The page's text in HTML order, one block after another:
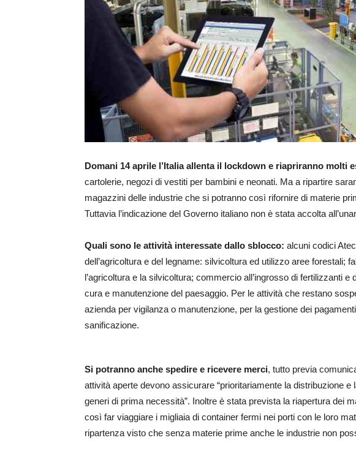
Domani 14 aprile l’Italia allenta il lockdown e riapriranno molti
cartolerie, negozi di vestiti per bambini e neonati. Ma a ripartire
magazzini delle industrie che si potranno così rifornire di materie
Tuttavia l’indicazione del Governo italiano non è stata accolta
Quali sono le attività interessate dallo sblocco: alcuni codici
dell’agricoltura e del legname: silvicoltura ed utilizzo aree forestali;
l’agricoltura e la silvicoltura; commercio all’ingrosso di fertilizzanti
cura e manutenzione del paesaggio. Per le attività che restano
azienda per vigilanza o manutenzione, per la gestione dei
sanificazione.
Si potranno anche spedire e ricevere merci, tutto previa
attività aperte devono assicurare “prioritariamente la distribuzione e
generi di prima necessità”. Inoltre è stata prevista la riapertura dei
così far viaggiare i migliaia di container fermi nei porti con le loro
ripartenza visto che senza materie prime anche le industrie non